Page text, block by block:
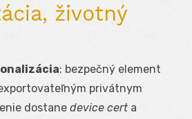
životný
: bezpečný element
privátnym
dostane device certa